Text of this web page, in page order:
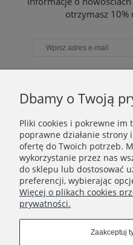
otrzymasz 10%
TO WAŻNE
INFORMACJE
KONTAKT
Dbamy o Twoją
Pliki cookies i pokrewne im
poprawne działanie strony
ofertę do Twoich potrzeb.
wykorzystanie przez nas
do sklepu lub dostosować
preferencji, wybierając
Więcej o plikach cookies
prywatności.
Zaakceptuj